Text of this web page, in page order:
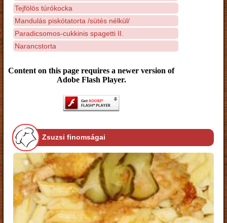
Tejfölös túrókocka
Mandulás piskótatorta /sütés nélkül/
Paradicsomos-cukkinis spagetti II.
Narancstorta
Content on this page requires a newer version of
Adobe Flash Player.
Zsuzsi finomságai